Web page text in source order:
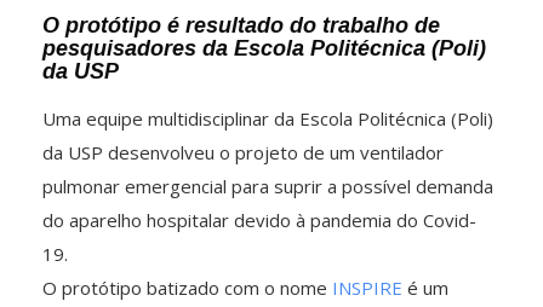
O protótipo é resultado do trabalho de
pesquisadores da Escola Politécnica (Poli)
da USP
Uma equipe multidisciplinar da Escola Politécnica (Poli)
da USP desenvolveu o projeto de um ventilador
pulmonar emergencial para suprir a possível demanda
do aparelho hospitalar devido à pandemia do Covid-
19.
O protótipo batizado com o nome INSPIRE é um